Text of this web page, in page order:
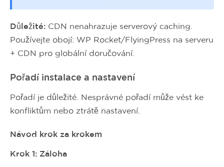
Důležité: CDN nenahrazuje serverový caching.
Používejte obojí: WP Rocket/FlyingPress na serveru
+ CDN pro globální doručování.
Pořadí instalace a nastavení
Pořadí je důležité. Nesprávné pořadí může vést ke
konfliktům nebo ztrátě nastavení.
Návod krok za krokem
Krok 1: Záloha